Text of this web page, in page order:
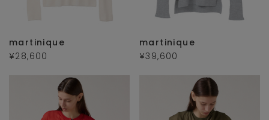
martinique
¥28,600
martinique
¥39,600